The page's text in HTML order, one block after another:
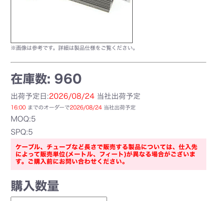
※画像は参考です。詳細は製品仕様をご覧ください。
在庫数: 960
出荷予定日:2026/08/24 当社出荷予定
16:00 までのオーダーで2026/08/24 当社出荷予定
MOQ:5
SPQ:5
ケーブル、チューブなど長さで販売する製品については、仕入先
によって販売単位(メートル、フィート)が異なる場合がございま
す。ご購入前にお問い合わせください。
購入数量